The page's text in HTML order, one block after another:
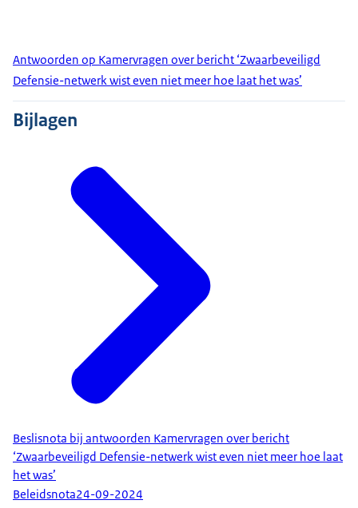
Antwoorden op Kamervragen over bericht ‘Zwaarbeveiligd
Defensie-netwerk wist even niet meer hoe laat het was’
Bijlagen
Beslisnota bij antwoorden Kamervragen over bericht
‘Zwaarbeveiligd Defensie-netwerk wist even niet meer hoe laat
het was’
Beleidsnota24-09-2024